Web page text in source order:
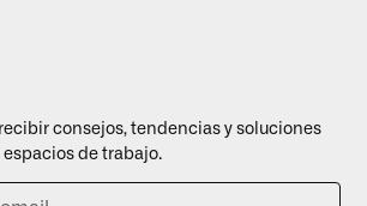
consejos, tendencias y soluciones
de trabajo.